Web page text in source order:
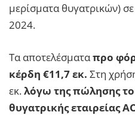
μερίσματα θυγατρικών)
2024.
Τα αποτελέσματαπρο
κέρδη €11,7 εκ. Στη
εκ.λόγω της πώλησης
θυγατρικής εταιρείας